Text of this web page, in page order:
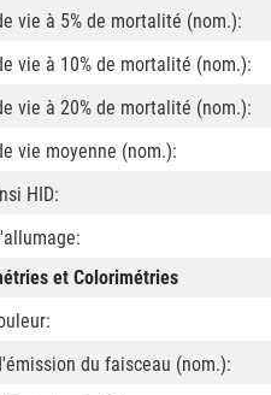
vie à 5% de mortalité (nom.):
vie à 10% de mortalité (nom.):
vie à 20% de mortalité (nom.):
vie moyenne (nom.):
HID:
et Colorimétries
du faisceau (nom.):